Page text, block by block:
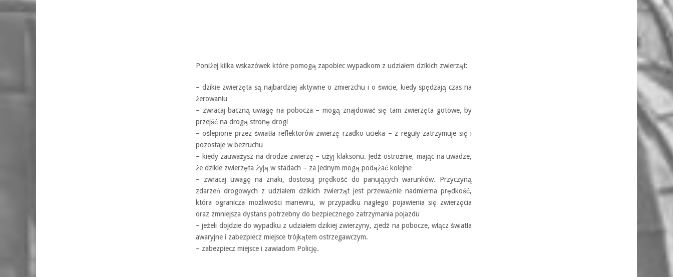
Poniżej kilka wskazówek które pomogą zapobiec wypadkom z udziałem dzikich zwierząt:
– dzikie zwierzęta są najbardziej aktywne o zmierzchu i o świcie, kiedy spędzają czas na
żerowaniu
– zwracaj baczną uwagę na pobocza – mogą znajdować się tam zwierzęta gotowe, by
przejść na drogą stronę drogi
– oślepione przez światła reflektorów zwierzę rzadko ucieka – z reguły zatrzymuje się i
pozostaje w bezruchu
– kiedy zauważysz na drodze zwierzę – użyj klaksonu. Jedź ostrożnie, mając na uwadze,
że dzikie zwierzęta żyją w stadach – za jednym mogą podążać kolejne
– zwracaj uwagę na znaki, dostosuj prędkość do panujących warunków. Przyczyną
zdarzeń drogowych z udziałem dzikich zwierząt jest przeważnie nadmierna prędkość,
która ogranicza możliwości manewru, w przypadku nagłego pojawienia się zwierzęcia
oraz zmniejsza dystans potrzebny do bezpiecznego zatrzymania pojazdu
– jeżeli dojdzie do wypadku z udziałem dzikiej zwierzyny, zjedź na pobocze, włącz światła
awaryjne i zabezpiecz miejsce trójkątem ostrzegawczym.
– zabezpiecz miejsce i zawiadom Policję.